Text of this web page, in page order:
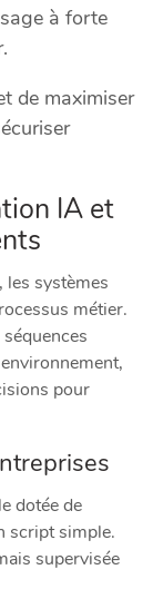
à forte
de maximiser
IA et
systèmes
métier.
pour
dotée de
script simple.
supervisée